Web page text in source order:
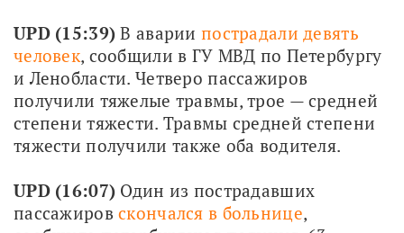
UPD (15:39) В аварии пострадали девять
человек, сообщили в ГУ МВД по Петербургу
и Ленобласти. Четверо пассажиров
получили тяжелые травмы, трое — средней
степени тяжести. Травмы средней степени
тяжести получили также оба водителя.
UPD (16:07) Один из пострадавших
пассажиров скончался в больнице,